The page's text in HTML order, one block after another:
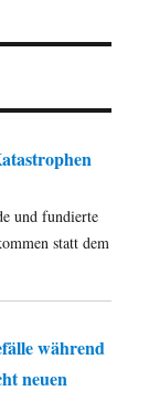
und fundierte
statt dem
während
neuen